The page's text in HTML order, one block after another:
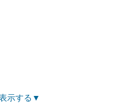
示する